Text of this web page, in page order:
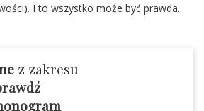
I to wszystko może być prawda.
z zakresu